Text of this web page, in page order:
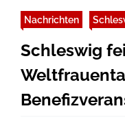
Nachrichten
Schleswig